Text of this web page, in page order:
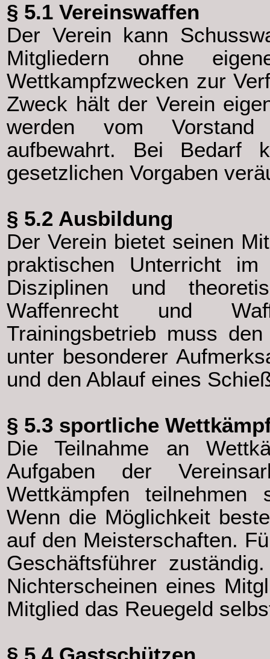
§ 5.1 Vereinswaffen
Der Verein kann
Mitgliedern ohne
Wettkampfzwecken zur
Zweck hält der Verein
werden vom Vorstand
aufbewahrt. Bei Bedarf
gesetzlichen Vorgaben
§ 5.2 Ausbildung
Der Verein bietet seinen
praktischen Unterricht
Disziplinen und
Waffenrecht und
Trainingsbetrieb muss
unter besonderer
und den Ablauf eines
§ 5.3 sportliche
Die Teilnahme an
Aufgaben der
Wettkämpfen
Wenn die Möglichkeit
auf den Meisterschaften.
Geschäftsführer
Nichterscheinen eines
Mitglied das Reuegeld